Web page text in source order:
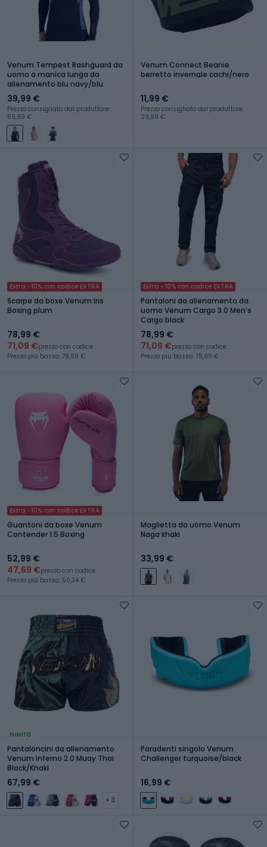
Venum Tempest Rashguard da
uomo a manica lunga da
allenamento blu navy/blu
39,99 €
Prezzo consigliato dal produttore:
59,99 €
Venum Connect Beanie
berretto invernale cachi/nero
11,99 €
Prezzo consigliato dal produttore:
29,99 €
Extra -10% con codice EXTRA
Scarpe da boxe Venum Iris
Boxing plum
78,99 €
71,09 €prezzo con codice
Prezzo più basso: 78,99 €
Extra -10% con codice EXTRA
Pantaloni da allenamento da
uomo Venum Cargo 3.0 Menʼs
Cargo black
78,99 €
71,09 €prezzo con codice
Prezzo più basso: 78,99 €
Extra -10% con codice EXTRA
Guantoni da boxe Venum
Contender 1.5 Boxing
52,99 €
47,69 €prezzo con codice
Prezzo più basso: 50,34 €
Maglietta da uomo Venum
Naga khaki
33,99 €
Novità
Pantaloncini da allenamento
Venum Inferno 2.0 Muay Thai
Black/Khaki
67,99 €
+ 3
Paradenti singolo Venum
Challenger turquoise/black
16,99 €